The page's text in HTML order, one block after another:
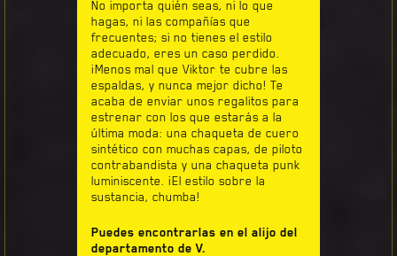
No importa quién seas, ni lo que
hagas, ni las compañías que
frecuentes; si no tienes el estilo
adecuado, eres un caso perdido.
¡Menos mal que Viktor te cubre las
espaldas, y nunca mejor dicho! Te
acaba de enviar unos regalitos para
estrenar con los que estarás a la
última moda: una chaqueta de cuero
sintético con muchas capas, de piloto
contrabandista y una chaqueta punk
luminiscente. ¡El estilo sobre la
sustancia, chumba!
Puedes encontrarlas en el alijo del
departamento de V.